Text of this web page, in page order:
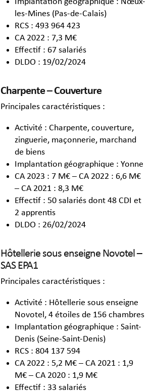
les-Mines (Pas-de-Calais)
RCS : 493 964 423
CA 2022 : 7,3 M€
Effectif : 67 salariés
DLDO : 19/02/2024
Charpente – Couverture
Principales caractéristiques :
Activité : Charpente, couverture,
zinguerie, maçonnerie, marchand
de biens
Implantation géographique : Yonne
CA 2023 : 7 M€ – CA 2022 : 6,6 M€
– CA 2021 : 8,3 M€
Effectif : 50 salariés dont 48 CDI et
2 apprentis
DLDO : 26/02/2024
Hôtellerie sous enseigne Novotel –
SAS EPA1
Principales caractéristiques :
Activité : Hôtellerie sous enseigne
Novotel, 4 étoiles de 156 chambres
Implantation géographique : Saint-
Denis (Seine-Saint-Denis)
RCS : 804 137 594
CA 2022 : 5,2 M€ – CA 2021 : 1,9
M€ – CA 2020 : 1,9 M€
Effectif : 33 salariés